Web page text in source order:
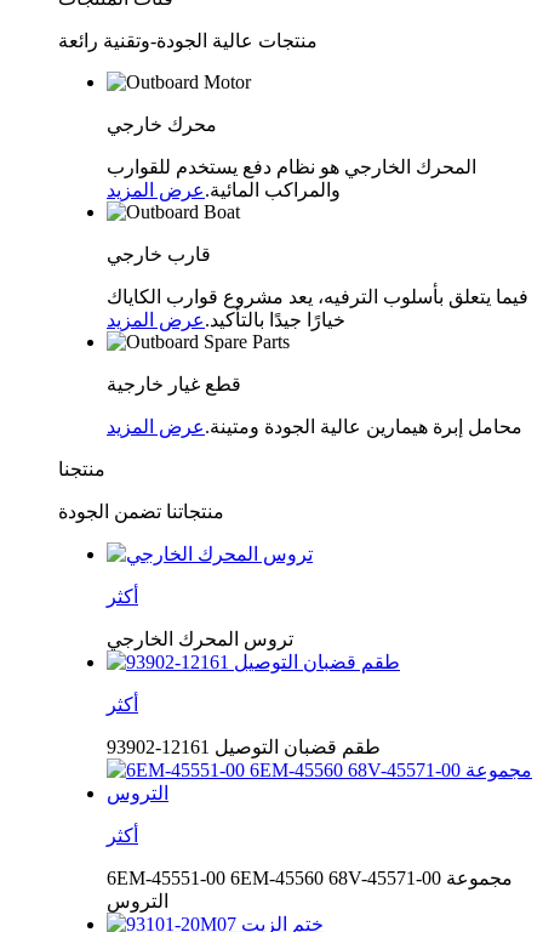
منتجات عالية الجودة-وتقنية رائعة
محرك خارجي
المحرك الخارجي هو نظام دفع يستخدم للقوارب
والمراكب المائية.عرض المزيد
قارب خارجي
فيما يتعلق بأسلوب الترفيه، يعد مشروع قوارب الكاياك
خيارًا جيدًا بالتأكيد.عرض المزيد
قطع غيار خارجية
محامل إبرة هيمارين عالية الجودة ومتينة.عرض المزيد
منتجنا
منتجاتنا تضمن الجودة
أكثر
تروس المحرك الخارجي
أكثر
طقم قضبان التوصيل 12161-93902
أكثر
6EM-45551-00 6EM-45560 68V-45571-00 مجموعة
التروس